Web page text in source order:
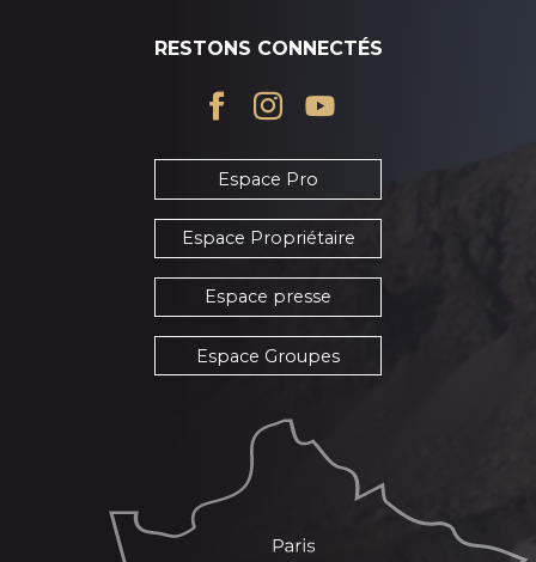
RESTONS CONNECTÉS
Espace Pro
Espace Propriétaire
Espace presse
Espace Groupes